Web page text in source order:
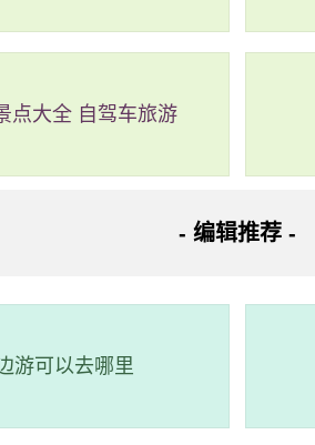
鼎寻根园以生态休闲文化娱乐为特色
会长和形势派风水第七代传人，多年
非常便利。总字数不超过150个字。
点大全 自驾车旅游
- 编辑推荐 -
游可以去哪里